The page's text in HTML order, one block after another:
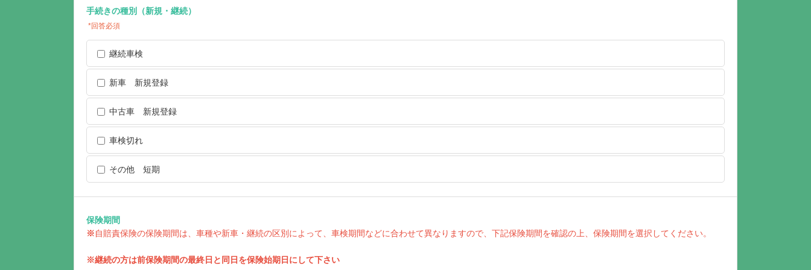
手続きの種別（新規・継続）
*回答必須
継続車検
新車 新規登録
中古車 新規登録
車検切れ
その他 短期
保険期間
※自賠責保険の保険期間は、車種や新車・継続の区別によって、車検期間などに合わせて異なりますので、下記保険期間を確認の上、保険期間を選択してください。
※継続の方は前保険期間の最終日と同日を保険始期日にして下さい